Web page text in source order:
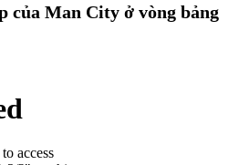
của Man City ở vòng bảng